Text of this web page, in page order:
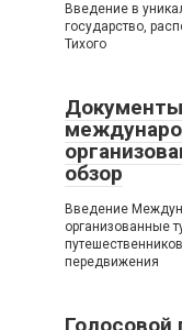
Введение в
государство,
Тихого
обзор
Введение
организованные
передвижения